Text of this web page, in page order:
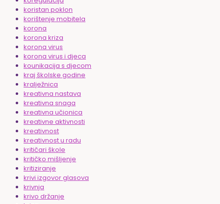
koristan poklon
korištenje mobitela
korona
korona kriza
korona virus
korona virus i djeca
kounikacija s djecom
kraj školske godine
kralježnica
kreativna nastava
kreativna snaga
kreativna učionica
kreativne aktivnosti
kreativnost
kreativnost u radu
kritičari škole
kritičko mišljenje
kritiziranje
krivi izgovor glasova
krivnja
krivo držanje